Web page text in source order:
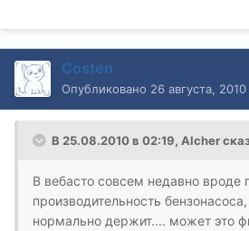
Costen
Опубликовано 26 августа, 2010
В 25.08.2010 в 02:19, Alcher
В вебасто совсем недавно вроде
производительность
нормально держит.... может это